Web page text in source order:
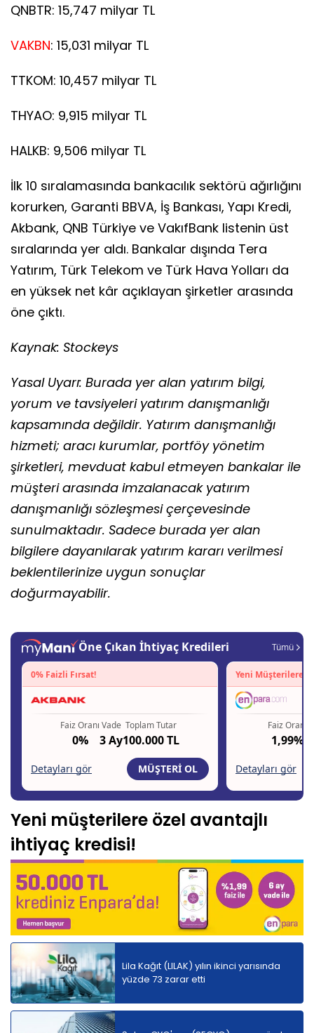
QNBTR: 15,747 milyar TL
VAKBN: 15,031 milyar TL
TTKOM: 10,457 milyar TL
THYAO: 9,915 milyar TL
HALKB: 9,506 milyar TL
İlk 10 sıralamasında bankacılık sektörü ağırlığını
korurken, Garanti BBVA, İş Bankası, Yapı Kredi,
Akbank, QNB Türkiye ve VakıfBank listenin üst
sıralarında yer aldı. Bankalar dışında Tera
Yatırım, Türk Telekom ve Türk Hava Yolları da
en yüksek net kâr açıklayan şirketler arasında
öne çıktı.
Kaynak: Stockeys
Yasal Uyarı: Burada yer alan yatırım bilgi,
yorum ve tavsiyeleri yatırım danışmanlığı
kapsamında değildir. Yatırım danışmanlığı
hizmeti; aracı kurumlar, portföy yönetim
şirketleri, mevduat kabul etmeyen bankalar ile
müşteri arasında imzalanacak yatırım
danışmanlığı sözleşmesi çerçevesinde
sunulmaktadır. Sadece burada yer alan
bilgilere dayanılarak yatırım kararı verilmesi
beklentilerinize uygun sonuçlar
doğurmayabilir.
Yeni müşterilere özel avantajlı
ihtiyaç kredisi!
Lila Kağıt (LILAK) yılın ikinci yarısında
yüzde 73 zarar etti